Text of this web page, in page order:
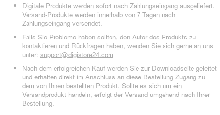
Digitale Produkte werden sofort nach Zahlungseingang ausgeliefert.
Versand-Produkte werden innerhalb von 7 Tagen nach
Zahlungseingang versendet.
Falls Sie Probleme haben sollten, den Autor des Produkts zu
kontaktieren und Rückfragen haben, wenden Sie sich gerne an uns
unter: support@digistore24.com
Nach dem erfolgreichen Kauf werden Sie zur Downloadseite geleitet
und erhalten direkt im Anschluss an diese Bestellung Zugang zu
dem von Ihnen bestellten Produkt. Sollte es sich um ein
Versandprodukt handeln, erfolgt der Versand umgehend nach Ihrer
Bestellung.